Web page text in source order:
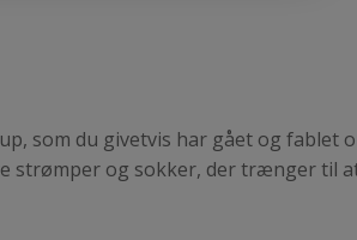
som du givetvis har gået og fablet
strømper og sokker, der trænger til